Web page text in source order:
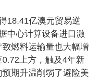
亿澳元贸易逆
中心计算设备进口激
燃料运输量也大幅增
上方，触及4年新
期升温削弱了避险美